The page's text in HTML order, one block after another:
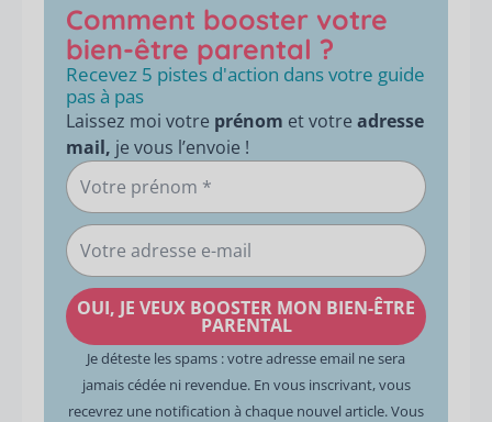
Comment booster votre
bien-être parental ?
Recevez 5 pistes d'action dans votre guide
pas à pas
Laissez moi votre prénom et votre adresse
mail, je vous l’envoie !
Votre
prénom
Votre
adresse
e-
mail
OUI, JE VEUX BOOSTER MON BIEN-ÊTRE
PARENTAL
Je déteste les spams : votre adresse email ne sera
jamais cédée ni revendue. En vous inscrivant, vous
recevrez une notification à chaque nouvel article. Vous